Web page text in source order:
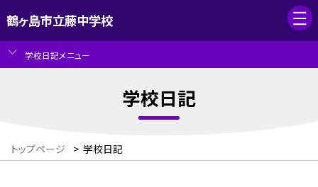
鶴ヶ島市立藤中学校
学校日記メニュー
学校日記
トップページ > 学校日記